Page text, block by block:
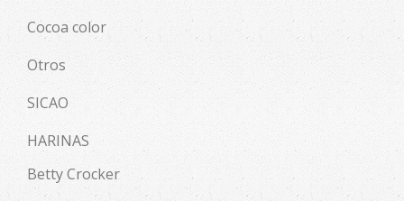
Cocoa color
Otros
SICAO
HARINAS
Betty Crocker